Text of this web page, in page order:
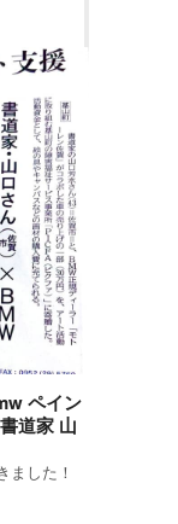
ペイン
道家 山
ました！